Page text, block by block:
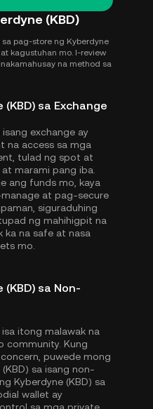
(KBD)
pag-store ng Kyberdyne
kagustuhan mo. I-review
na method sa
sa Exchange
exchange ay
na access sa mga
tulad ng spot at
marami pang iba.
ang funds mo, kaya
at pag-secure
siguraduhing
ng mahihigpit na
ka na safe at nasa
mo.
(KBD) sa Non-
itong malawak na
community. Kung
puwede mong
sa isang non-
Kyberdyne (KBD) sa
wallet ay